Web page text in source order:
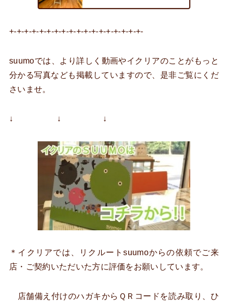
+-+-+-+-+-+-+-+-+-+-+-+-+-+-+-+-+-+-
suumoでは、より詳しく動画やイクリアのことがもっと
分かる写真なども掲載していますので、是非ご覧にくだ
さいませ。
↓ ↓ ↓
＊イクリアでは、リクルートsuumoからの依頼でご来
店・ご契約いただいた方に評価をお願いしています。
店舗備え付けのハガキからＱＲコードを読み取り、ひ